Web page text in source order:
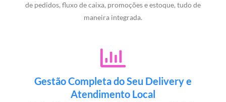
de pedidos, fluxo de caixa, promoções e estoque, tudo de
maneira integrada.
Gestão Completa do Seu Delivery e
Atendimento Local